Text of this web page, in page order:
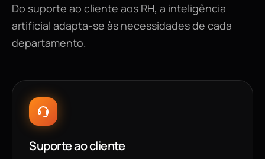
Do suporte ao cliente aos RH, a inteligência
artificial adapta-se às necessidades de cada
departamento.
Suporte ao cliente